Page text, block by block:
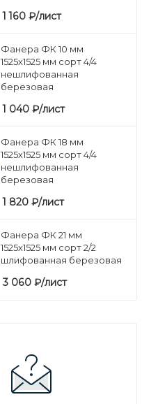
1 160 ₽/лист
Фанера ФК 10 мм
1525х1525 мм сорт 4/4
нешлифованная
березовая
1 040 ₽/лист
Фанера ФК 18 мм
1525х1525 мм сорт 4/4
нешлифованная
березовая
1 820 ₽/лист
Фанера ФК 21 мм
1525х1525 мм сорт 2/2
шлифованная березовая
3 060 ₽/лист